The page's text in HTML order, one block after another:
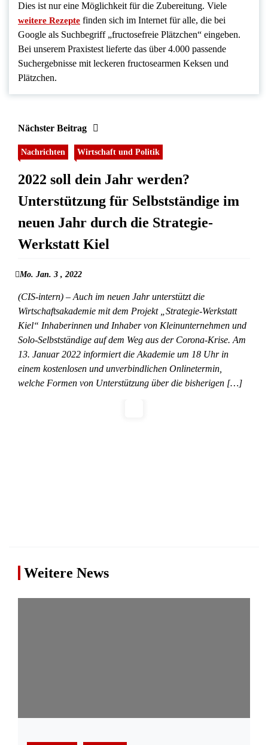
Dies ist nur eine Möglichkeit für die Zubereitung. Viele
weitere Rezepte finden sich im Internet für alle, die bei
Google als Suchbegriff „fructosefreie Plätzchen“ eingeben.
Bei unserem Praxistest lieferte das über 4.000 passende
Suchergebnisse mit leckeren fructosearmen Keksen und
Plätzchen.
Nächster Beitrag
Nachrichten Wirtschaft und Politik
2022 soll dein Jahr werden?
Unterstützung für Selbstständige im
neuen Jahr durch die Strategie-
Werkstatt Kiel
Mo. Jan. 3 , 2022
(CIS-intern) – Auch im neuen Jahr unterstützt die
Wirtschaftsakademie mit dem Projekt „Strategie-Werkstatt
Kiel“ Inhaberinnen und Inhaber von Kleinunternehmen und
Solo-Selbstständige auf dem Weg aus der Corona-Krise. Am
13. Januar 2022 informiert die Akademie um 18 Uhr in
einem kostenlosen und unverbindlichen Onlinetermin,
welche Formen von Unterstützung über die bisherigen […]
Weitere News